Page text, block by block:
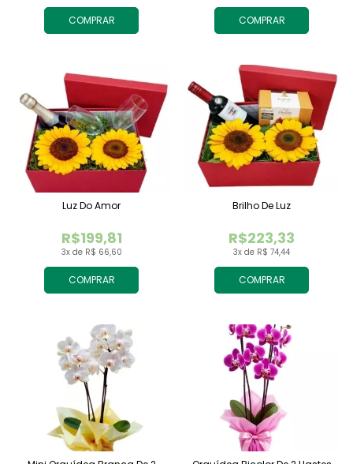
COMPRAR COMPRAR
COMPRAR
3x de R$ 66,60
R$199,81
Luz Do Amor
COMPRAR
3x de R$ 74,44
R$223,33
Brilho De Luz